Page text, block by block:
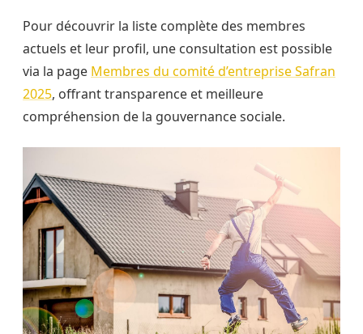
Pour découvrir la liste complète des membres
actuels et leur profil, une consultation est possible
via la page Membres du comité d’entreprise Safran
2025, offrant transparence et meilleure
compréhension de la gouvernance sociale.